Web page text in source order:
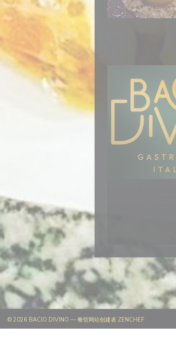
© 2026 BACIO DIVINO — 餐馆网站创建者 ZENCHEF((在新窗口中